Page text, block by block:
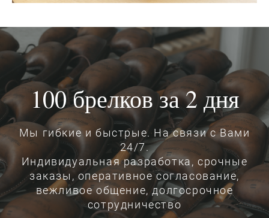
100 брелков за 2 дня
Мы гибкие и быстрые. На связи с Вами
24/7.
Индивидуальная разработка, срочные
заказы, оперативное согласование,
вежливое общение, долгосрочное
сотрудничество